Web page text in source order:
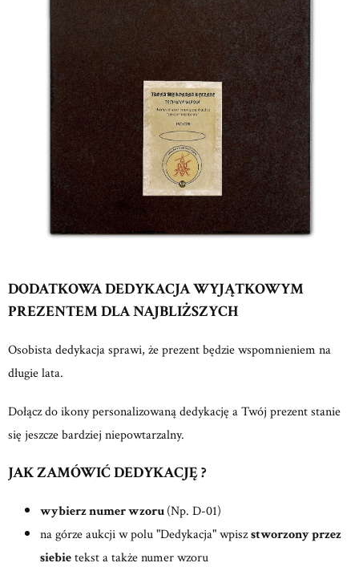
DODATKOWA DEDYKACJA WYJĄTKOWYM
PREZENTEM DLA NAJBLIŻSZYCH
Osobista dedykacja sprawi, że prezent będzie wspomnieniem na
długie lata.
Dołącz do ikony personalizowaną dedykację a Twój prezent stanie
się jeszcze bardziej niepowtarzalny.
JAK ZAMÓWIĆ DEDYKACJĘ ?
wybierz numer wzoru(Np. D-01)
na górze aukcji w polu "Dedykacja" wpiszstworzony przez
siebietekst a także numer wzoru